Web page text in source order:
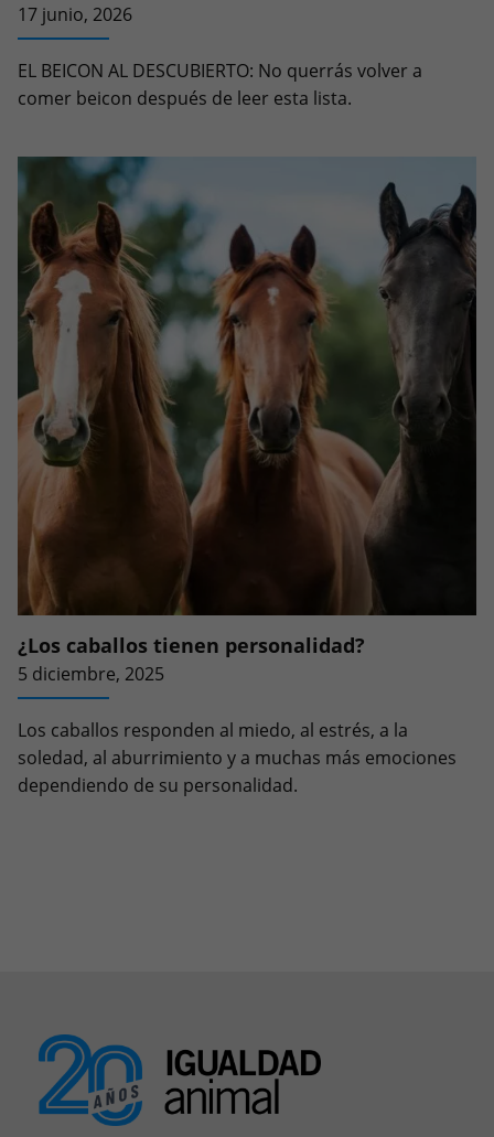
17 junio, 2026
EL BEICON AL DESCUBIERTO: No querrás volver a
comer beicon después de leer esta lista.
¿Los caballos tienen personalidad?
5 diciembre, 2025
Los caballos responden al miedo, al estrés, a la
soledad, al aburrimiento y a muchas más emociones
dependiendo de su personalidad.